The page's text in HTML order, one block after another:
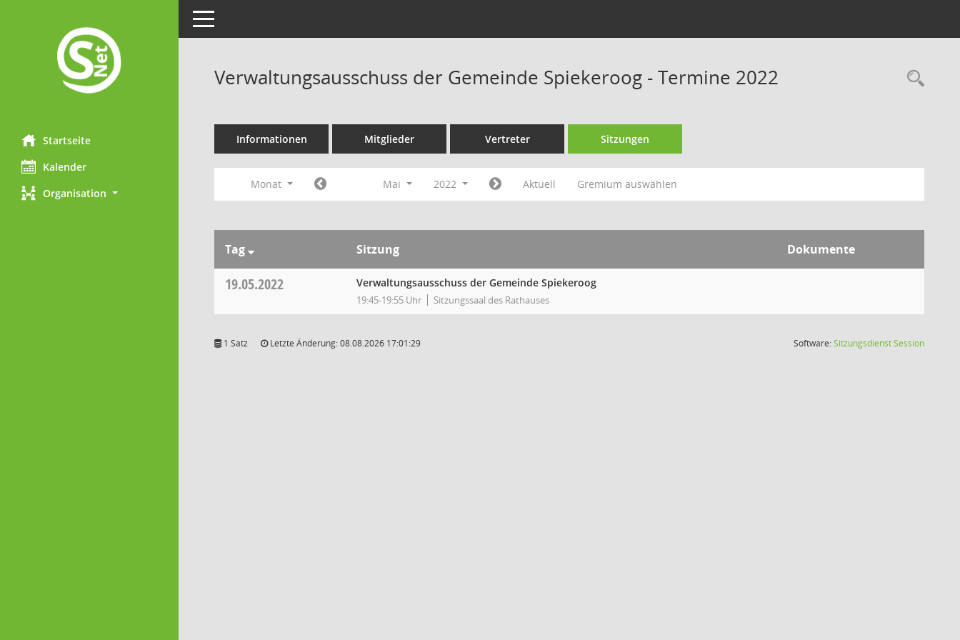
Startseite
Kalender
Organisation
Toggle navigation
Verwaltungsausschuss der Gemeinde Spiekeroog - Termine 2022
Informationen Mitglieder Vertreter Sitzungen
Monat Mai 2022 Aktuell Gremium auswählen
Tag Sitzung Dokumente
19.05.2022 Verwaltungsausschuss der Gemeinde Spiekeroog
19:45-19:55 Uhr Sitzungssaal des Rathauses
1 Satz Letzte Änderung: 08.08.2026 17:01:29 Software:SitzungsdienstSession(Wird in